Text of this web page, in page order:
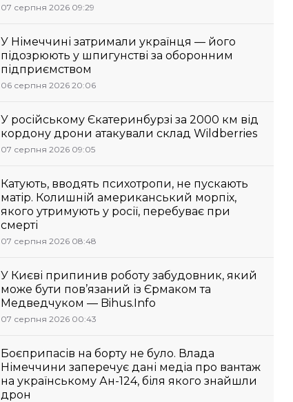
07 серпня 2026 09:29
У Німеччині затримали українця — його
підозрюють у шпигунстві за оборонним
підприємством
06 серпня 2026 20:06
У російському Єкатеринбурзі за 2000 км від
кордону дрони атакували склад Wildberries
07 серпня 2026 09:05
Катують, вводять психотропи, не пускають
матір. Колишній американський морпіх,
якого утримують у росії, перебуває при
смерті
07 серпня 2026 08:48
У Києві припинив роботу забудовник, який
може бути пов’язаний із Єрмаком та
Медведчуком — Bihus.Info
07 серпня 2026 00:43
Боєприпасів на борту не було. Влада
Німеччини заперечує дані медіа про вантаж
на українському Ан-124, біля якого знайшли
дрон